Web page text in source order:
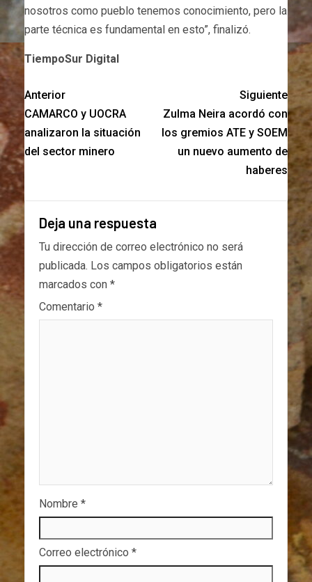
nosotros como pueblo tenemos conocimiento, pero la
parte técnica es fundamental en esto”, finalizó.
TiempoSur Digital
Anterior
CAMARCO y UOCRA
analizaron la situación
del sector minero
Siguiente
Zulma Neira acordó con
los gremios ATE y SOEM
un nuevo aumento de
haberes
Deja una respuesta
Tu dirección de correo electrónico no será
publicada. Los campos obligatorios están
marcados con *
Comentario *
Nombre *
Correo electrónico *